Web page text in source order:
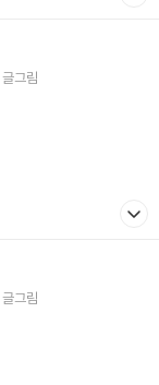
글그림
글그림